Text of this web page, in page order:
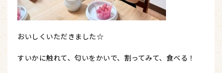
おいしくいただきました☆
すいかに触れて、匂いをかいで、割ってみて、食べる！